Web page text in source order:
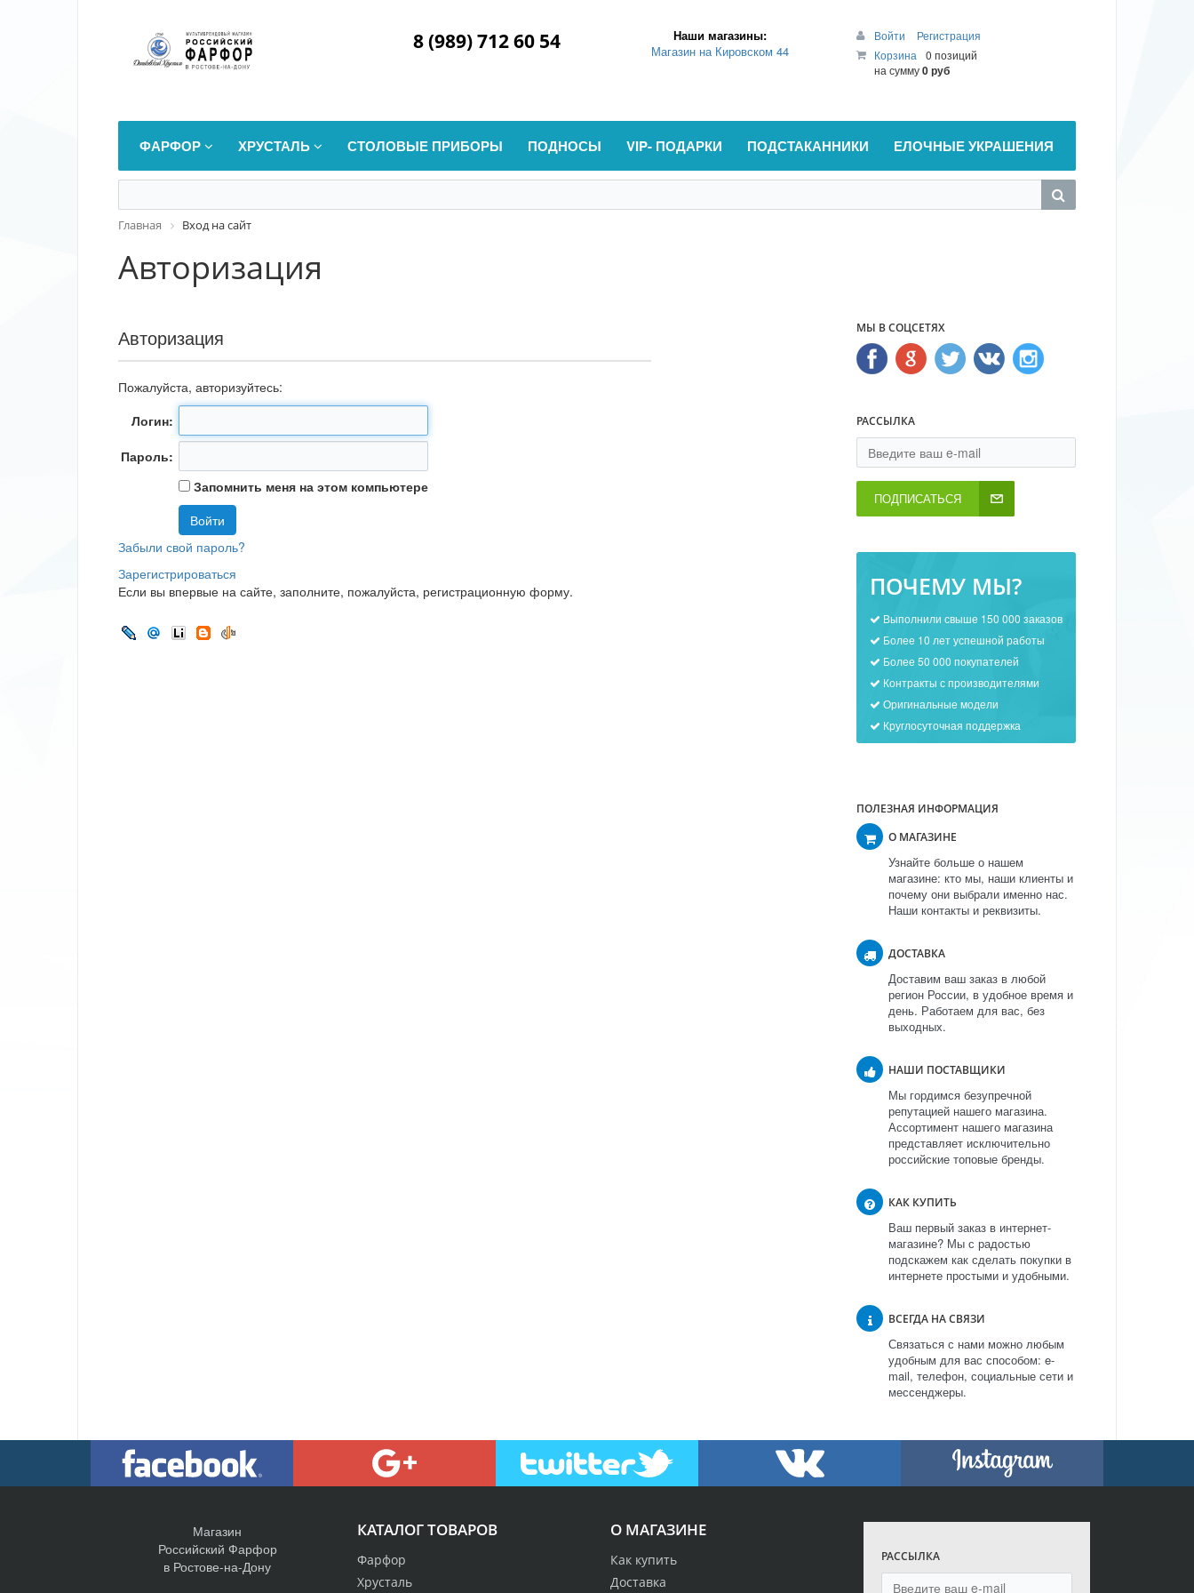
8 (989) 712 60 54
Наши магазины:
Магазин на Кировском 44
Войти
Регистрация
Корзина
0 позиций
на сумму0 руб
ФАРФОР ХРУСТАЛЬ СТОЛОВЫЕ ПРИБОРЫ ПОДНОСЫ VIP- ПОДАРКИ ПОДСТАКАННИКИ ЕЛОЧНЫЕ УКРАШЕНИЯ
Главная Вход на сайт
Авторизация
Авторизация
Пожалуйста, авторизуйтесь:
Логин:
Пароль:
Запомнить меня на этом компьютере
Забыли свой пароль?
Зарегистрироваться
Если вы впервые на сайте, заполните, пожалуйста, регистрационную форму.
МЫ В СОЦСЕТЯХ
РАССЫЛКА
ПОДПИСАТЬСЯ
ПОЧЕМУ МЫ?
Выполнили свыше 150 000 заказов
Более 10 лет успешной работы
Более 50 000 покупателей
Контракты с производителями
Оригинальные модели
Круглосуточная поддержка
ПОЛЕЗНАЯ ИНФОРМАЦИЯ
О МАГАЗИНЕ
Узнайте больше о нашем
магазине: кто мы, наши клиенты и
почему они выбрали именно нас.
Наши контакты и реквизиты.
ДОСТАВКА
Доставим ваш заказ в любой
регион России, в удобное время и
день. Работаем для вас, без
выходных.
НАШИ ПОСТАВЩИКИ
Мы гордимся безупречной
репутацией нашего магазина.
Ассортимент нашего магазина
представляет исключительно
российские топовые бренды.
КАК КУПИТЬ
Ваш первый заказ в интернет-
магазине? Мы с радостью
подскажем как сделать покупки в
интернете простыми и удобными.
ВСЕГДА НА СВЯЗИ
Связаться с нами можно любым
удобным для вас способом: e-
mail, телефон, социальные сети и
мессенджеры.
О МАГАЗИНЕ
Как купить
Доставка
КАТАЛОГ ТОВАРОВ
Фарфор
Хрусталь
РАССЫЛКА
Магазин
Российский Фарфор
в Ростове-на-Дону